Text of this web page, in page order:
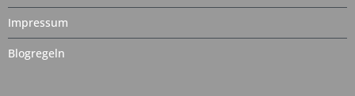
Impressum
Blogregeln